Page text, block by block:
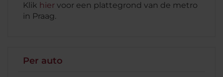
Klik hier voor een plattegrond van de metro
in Praag.
Per auto